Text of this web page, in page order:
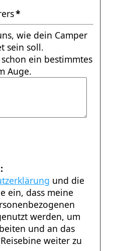
*
wie dein Camper
sein soll.
ein bestimmtes
Auge.
und die
ein, dass meine
werden, um
und an das
weiter zu